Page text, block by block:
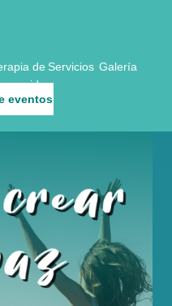
eventos
de
sonido
Servicios Galería